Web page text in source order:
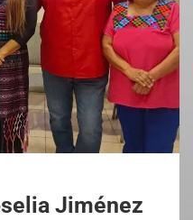
Jiménez